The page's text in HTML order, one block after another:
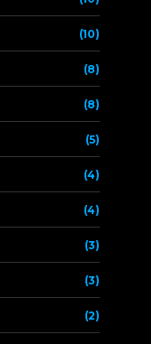
(10)
(8)
(8)
(5)
(4)
(4)
(3)
(3)
(2)